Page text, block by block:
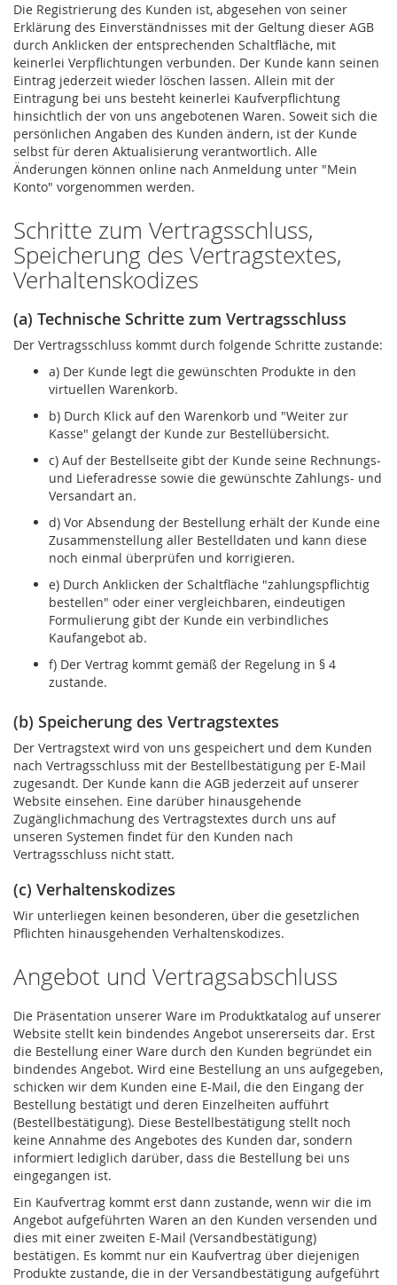
Die Registrierung des Kunden ist, abgesehen von seiner
Erklärung des Einverständnisses mit der Geltung dieser AGB
durch Anklicken der entsprechenden Schaltfläche, mit
keinerlei Verpflichtungen verbunden. Der Kunde kann seinen
Eintrag jederzeit wieder löschen lassen. Allein mit der
Eintragung bei uns besteht keinerlei Kaufverpflichtung
hinsichtlich der von uns angebotenen Waren. Soweit sich die
persönlichen Angaben des Kunden ändern, ist der Kunde
selbst für deren Aktualisierung verantwortlich. Alle
Änderungen können online nach Anmeldung unter "Mein
Konto" vorgenommen werden.
Schritte zum Vertragsschluss,
Speicherung des Vertragstextes,
Verhaltenskodizes
(a) Technische Schritte zum Vertragsschluss
Der Vertragsschluss kommt durch folgende Schritte zustande:
a) Der Kunde legt die gewünschten Produkte in den
virtuellen Warenkorb.
b) Durch Klick auf den Warenkorb und "Weiter zur
Kasse" gelangt der Kunde zur Bestellübersicht.
c) Auf der Bestellseite gibt der Kunde seine Rechnungs-
und Lieferadresse sowie die gewünschte Zahlungs- und
Versandart an.
d) Vor Absendung der Bestellung erhält der Kunde eine
Zusammenstellung aller Bestelldaten und kann diese
noch einmal überprüfen und korrigieren.
e) Durch Anklicken der Schaltfläche "zahlungspflichtig
bestellen" oder einer vergleichbaren, eindeutigen
Formulierung gibt der Kunde ein verbindliches
Kaufangebot ab.
f) Der Vertrag kommt gemäß der Regelung in § 4
zustande.
(b) Speicherung des Vertragstextes
Der Vertragstext wird von uns gespeichert und dem Kunden
nach Vertragsschluss mit der Bestellbestätigung per E-Mail
zugesandt. Der Kunde kann die AGB jederzeit auf unserer
Website einsehen. Eine darüber hinausgehende
Zugänglichmachung des Vertragstextes durch uns auf
unseren Systemen findet für den Kunden nach
Vertragsschluss nicht statt.
(c) Verhaltenskodizes
Wir unterliegen keinen besonderen, über die gesetzlichen
Pflichten hinausgehenden Verhaltenskodizes.
Angebot und Vertragsabschluss
Die Präsentation unserer Ware im Produktkatalog auf unserer
Website stellt kein bindendes Angebot unsererseits dar. Erst
die Bestellung einer Ware durch den Kunden begründet ein
bindendes Angebot. Wird eine Bestellung an uns aufgegeben,
schicken wir dem Kunden eine E-Mail, die den Eingang der
Bestellung bestätigt und deren Einzelheiten aufführt
(Bestellbestätigung). Diese Bestellbestätigung stellt noch
keine Annahme des Angebotes des Kunden dar, sondern
informiert lediglich darüber, dass die Bestellung bei uns
eingegangen ist.
Ein Kaufvertrag kommt erst dann zustande, wenn wir die im
Angebot aufgeführten Waren an den Kunden versenden und
dies mit einer zweiten E-Mail (Versandbestätigung)
bestätigen. Es kommt nur ein Kaufvertrag über diejenigen
Produkte zustande, die in der Versandbestätigung aufgeführt